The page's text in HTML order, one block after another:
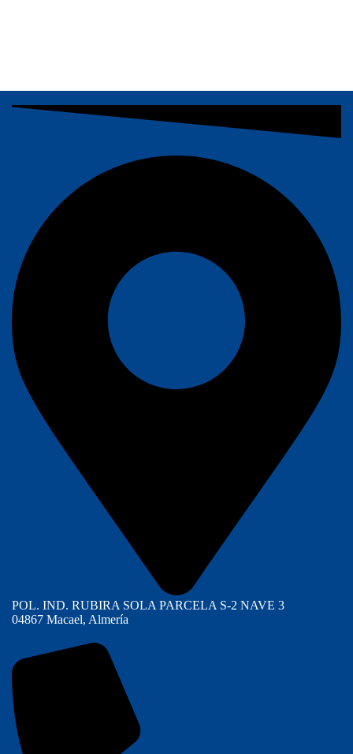
POL. IND. RUBIRA SOLA PARCELA S-2 NAVE 3
04867 Macael, Almería